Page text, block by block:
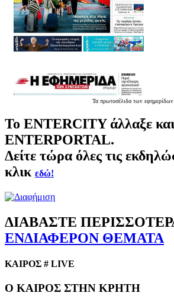
Τα πρωτοσέλιδατων εφημερίδων
Το ENTERCITYάλλαξε και
ENTERPORTAL.
Δείτε τώρα όλες τις
κλικ εδώ!
ΔΙΑΒΑΣΤΕ
ΕΝΔΙΑΦΕΡΟΝ ΘΕΜΑΤΑ
ΚΑΙΡΟΣ # LIVE
Ο ΚΑΙΡΟΣ ΣΤΗΝ ΚΡΗΤΗ